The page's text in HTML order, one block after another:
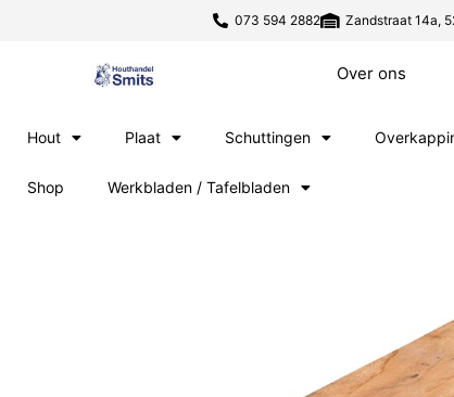
073 594 2882 Zandstraat 14a,
Over ons
Hout Plaat Schuttingen
Shop Werkbladen / Tafelbladen